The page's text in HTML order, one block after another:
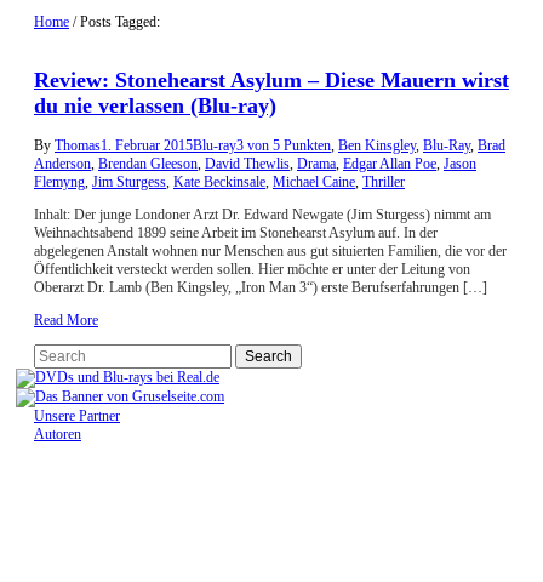
Home /Posts Tagged:
Review: Stonehearst Asylum – Diese Mauern wirst
du nie verlassen (Blu-ray)
By Thomas1. Februar 2015Blu-ray3 von 5 Punkten, Ben Kinsgley, Blu-Ray, Brad
Anderson, Brendan Gleeson, David Thewlis, Drama, Edgar Allan Poe, Jason
Flemyng, Jim Sturgess, Kate Beckinsale, Michael Caine, Thriller
Inhalt: Der junge Londoner Arzt Dr. Edward Newgate (Jim Sturgess) nimmt am
Weihnachtsabend 1899 seine Arbeit im Stonehearst Asylum auf. In der
abgelegenen Anstalt wohnen nur Menschen aus gut situierten Familien, die vor der
Öffentlichkeit versteckt werden sollen. Hier möchte er unter der Leitung von
Oberarzt Dr. Lamb (Ben Kingsley, „Iron Man 3“) erste Berufserfahrungen […]
Read More
Unsere Partner
Autoren